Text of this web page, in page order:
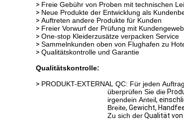
> Freie Gebühr von Proben mit technischen
> Neue Produkte der Entwicklung als
> Auftreten andere Produkte für Kunden
> Freier Vorwurf der Prüfung mit
> One-stop Kleiderzusätze verpacken Service
> Sammelnkunden oben von Flughafen zu
> Qualitätskontrolle und Garantie
Qualitätskontrolle:
> PRODUKT-EXTERNAL QC: Für jeden
überprüfen Sie die
irgendein Anteil,
Breite, Gewicht,
Zu sich derQualität